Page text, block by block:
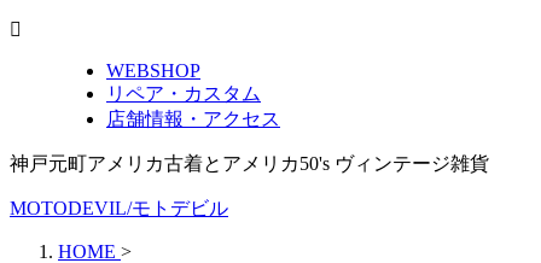
WEBSHOP
リペア・カスタム
店舗情報・アクセス
神戸元町アメリカ古着とアメリカ50's ヴィンテージ雑貨
MOTODEVIL/モトデビル
HOME >